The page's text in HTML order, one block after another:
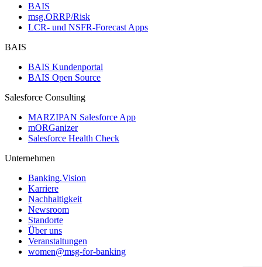
BAIS
msg.ORRP/Risk
LCR- und NSFR-​Forecast Apps
BAIS
BAIS Kundenportal
BAIS Open Source
Salesforce Consulting
MARZIPAN Salesforce App
mORGanizer
Salesforce Health Check
Unternehmen
Banking.Vision
Karriere
Nachhaltigkeit
Newsroom
Standorte
Über uns
Veranstaltungen
women@msg-​for-banking